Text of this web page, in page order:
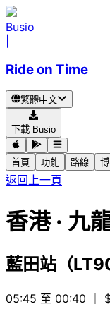
Busio
Ride on Time
繁體中文
下載 Busio
首頁 功能 路線
返回上一頁
香港· 九
藍田站（
05:45 至 00:40 ｜